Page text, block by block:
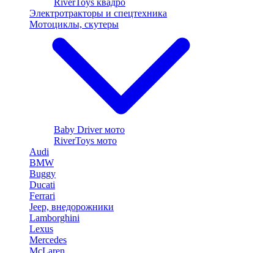
RiverToys квадро
Электротракторы и спецтехника
Мотоциклы, скутеры
Baby Driver мото
RiverToys мото
Audi
BMW
Buggy
Ducati
Ferrari
Jeep, внедорожники
Lamborghini
Lexus
Mercedes
McLaren